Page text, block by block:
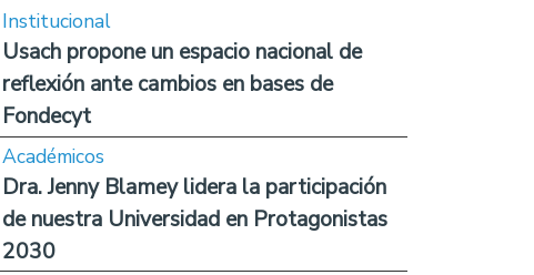
Institucional
Usach propone un espacio nacional de
reflexión ante cambios en bases de
Fondecyt
Académicos
Dra. Jenny Blamey lidera la participación
de nuestra Universidad en Protagonistas
2030